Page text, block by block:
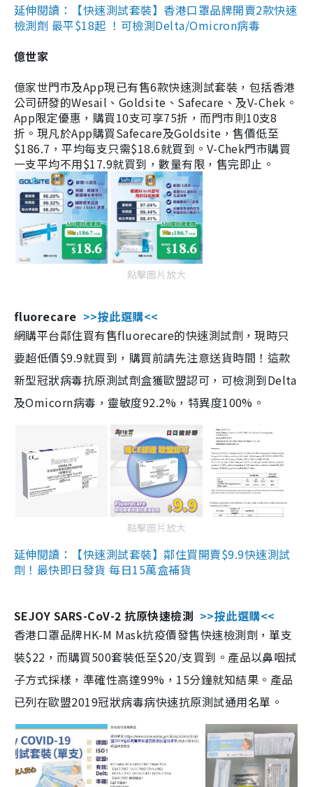
延伸閱讀：【快速測試套裝】香港口罩品牌開賣2款快速
檢測劑 最平$18起 ！可檢測Delta/Omicron病毒
億世家
億家世門市及App現已有售6款快速測試套裝，包括香港
公司研發的Wesail、Goldsite、Safecare、及V-Chek。
App限定優惠，購買10支可享75折，而門市則10支8
折。現凡於App購買Safecare及Goldsite，售價低至
$186.7，平均每支只需$18.6就買到。V-Chek門市購買
一支平均不用$17.9就買到，數量有限，售完即止。
點擊圖片放大
fluorecare >>按此選購<<
網購平台鄰住買有售fluorecare的快速測試劑，現時只
要超低價$9.9就買到，購買前請先注意送貨時間！這款
新型冠狀病毒抗原測試劑盒獲歐盟認可，可檢測到Delta
及Omicorn病毒，靈敏度92.2%，特異度100%。
點擊圖片放大
延伸閱讀：【快速測試套裝】鄰住買開賣$9.9快速測試
劑！最快即日發貨 每日15萬盒補貨
SEJOY SARS-CoV-2 抗原快速檢測 >>按此選購<<
香港口罩品牌HK-M Mask抗疫價發售快速檢測劑，單支
裝$22，而購買500套裝低至$20/支買到。產品以鼻咽拭
子方式採樣，準確性高達99%，15分鐘就知結果。產品
已列在歐盟2019冠狀病毒病快速抗原測試通用名單。